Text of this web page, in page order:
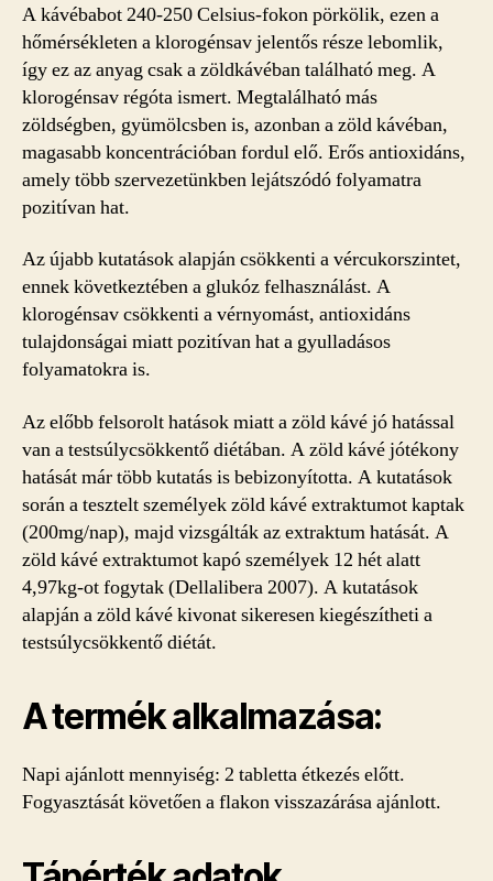
A kávébabot 240-250 Celsius-fokon pörkölik, ezen a
hőmérsékleten a klorogénsav jelentős része lebomlik,
így ez az anyag csak a zöldkávéban található meg. A
klorogénsav régóta ismert. Megtalálható más
zöldségben, gyümölcsben is, azonban a zöld kávéban,
magasabb koncentrációban fordul elő. Erős antioxidáns,
amely több szervezetünkben lejátszódó folyamatra
pozitívan hat.
Az újabb kutatások alapján csökkenti a vércukorszintet,
ennek következtében a glukóz felhasználást. A
klorogénsav csökkenti a vérnyomást, antioxidáns
tulajdonságai miatt pozitívan hat a gyulladásos
folyamatokra is.
Az előbb felsorolt hatások miatt a zöld kávé jó hatással
van a testsúlycsökkentő diétában. A zöld kávé jótékony
hatását már több kutatás is bebizonyította. A kutatások
során a tesztelt személyek zöld kávé extraktumot kaptak
(200mg/nap), majd vizsgálták az extraktum hatását. A
zöld kávé extraktumot kapó személyek 12 hét alatt
4,97kg-ot fogytak (Dellalibera 2007). A kutatások
alapján a zöld kávé kivonat sikeresen kiegészítheti a
testsúlycsökkentő diétát.
A termék alkalmazása:
Napi ajánlott mennyiség: 2 tabletta étkezés előtt.
Fogyasztását követően a flakon visszazárása ajánlott.